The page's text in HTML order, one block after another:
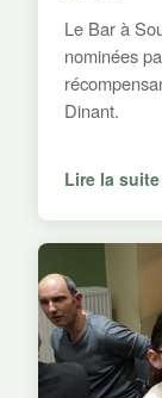
Le Bar à
nominées
Dinant.
Lire la